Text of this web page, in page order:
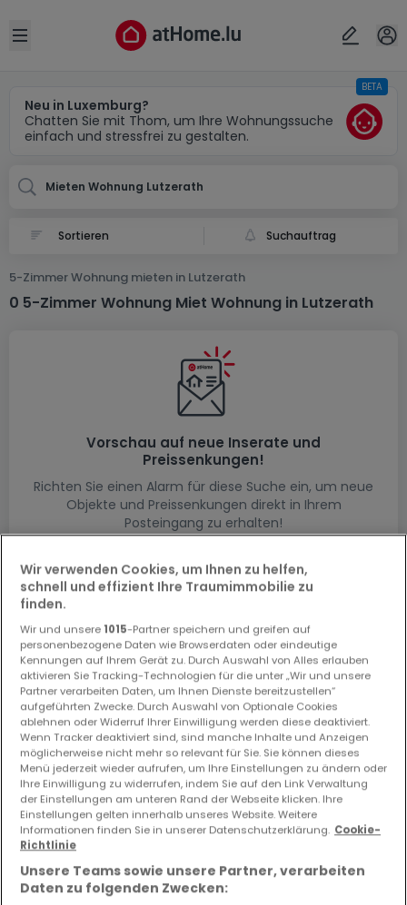
Open sidebar
Neu in Luxemburg?
Chatten Sie mit Thom, um Ihre Wohnungssuche
einfach und stressfrei zu gestalten.
BETA
Mieten Wohnung Lutzerath
Suchauftrag
5-Zimmer Wohnung mieten in Lutzerath
0 5-Zimmer Wohnung Miet Wohnung in Lutzerath
Vorschau auf neue Inserate und
Preissenkungen!
Richten Sie einen Alarm für diese Suche ein, um neue
Objekte und Preissenkungen direkt in Ihrem
Posteingang zu erhalten!
Suchauftrag
Wohnungen in Lutzerath (DE) - Suche mit
einer Zimmerangabe
1 Schlafzimmer
2 Schlafzimmer
3 Schlafzimmer
4 Schlafzimmer
5 Schlafzimmer
6 Schlafzimmer
Ort
Abbrechen ok
Wir verwenden Cookies, um Ihnen zu helfen,
schnell und effizient Ihre Traumimmobilie zu
finden.
Wir und unsere 1015-Partner speichern und greifen auf
personenbezogene Daten wie Browserdaten oder eindeutige
Kennungen auf Ihrem Gerät zu. Durch Auswahl von Alles erlauben
aktivieren Sie Tracking-Technologien für die unter „Wir und unsere
Partner verarbeiten Daten, um Ihnen Dienste bereitzustellen“
aufgeführten Zwecke. Durch Auswahl von Optionale Cookies
ablehnen oder Widerruf Ihrer Einwilligung werden diese deaktiviert.
Wenn Tracker deaktiviert sind, sind manche Inhalte und Anzeigen
möglicherweise nicht mehr so relevant für Sie. Sie können dieses
Menü jederzeit wieder aufrufen, um Ihre Einstellungen zu ändern oder
Ihre Einwilligung zu widerrufen, indem Sie auf den Link Verwaltung
der Einstellungen am unteren Rand der Webseite klicken. Ihre
Einstellungen gelten innerhalb unseres Website. Weitere
Informationen finden Sie in unserer Datenschutzerklärung. Cookie-
Richtlinie
Unsere Teams sowie unsere Partner, verarbeiten
Daten zu folgenden Zwecken: